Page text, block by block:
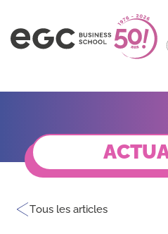
Tous les articles